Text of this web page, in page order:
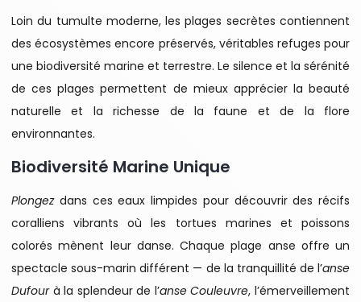
Loin du tumulte moderne, les plages secrètes contiennent
des écosystèmes encore préservés, véritables refuges pour
une biodiversité marine et terrestre. Le silence et la sérénité
de ces plages permettent de mieux apprécier la beauté
naturelle et la richesse de la faune et de la flore
environnantes.
Biodiversité Marine Unique
Plongezdans ces eaux limpides pour découvrir des récifs
coralliens vibrants où les tortues marines et poissons
colorés mènent leur danse. Chaque plage anse offre un
spectacle sous-marin différent — de la tranquillité de l’anse
Dufourà la splendeur de l’anse Couleuvre, l’émerveillement